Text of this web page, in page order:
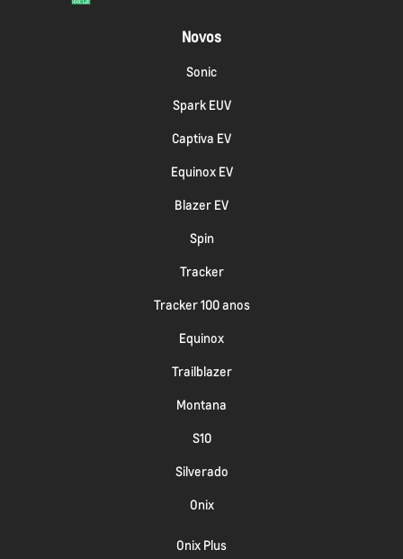
Novos
Sonic
Spark EUV
Captiva EV
Equinox EV
Blazer EV
Spin
Tracker
Tracker 100 anos
Equinox
Trailblazer
Montana
S10
Silverado
Onix
Onix Plus